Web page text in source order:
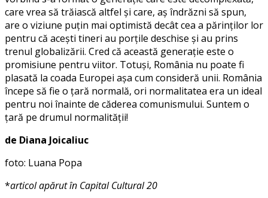
care vrea să trăiască altfel și care, aș îndrăzni să spun,
are o viziune puțin mai optimistă decât cea a părinților lor
pentru că acești tineri au porțile deschise și au prins
trenul globalizării. Cred că această ge­ne­­rație este o
promisiune pentru viitor. Totuși, România nu poate fi
plasată la coada Europei așa cum consideră unii. România
începe să fie o țară normală, ori normalitatea era un ideal
pentru noi înainte de căderea comunismului. Suntem o
țară pe drumul normalității!
de Diana Joicaliuc
foto: Luana Popa
*articol apărut în Capital Cultural 20